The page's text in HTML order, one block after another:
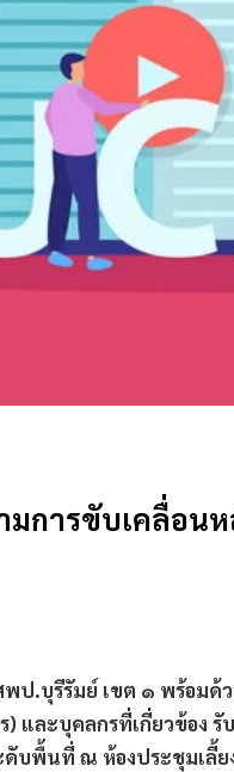
การขับเคลื่อน
ป.บุรีรัมย์ เขต ๑ พร้อม
) และบุคลกรที่เกี่ยวข้อง
บพื้นที่ ณ ห้องประชุมเลี้